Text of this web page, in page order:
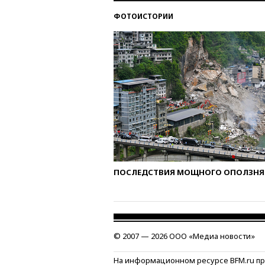
ФОТОИСТОРИИ
ПОСЛЕДСТВИЯ МОЩНОГО ОПОЛЗНЯ
© 2007 — 2026 ООО «Медиа новости»
На информационном ресурсе BFM.ru